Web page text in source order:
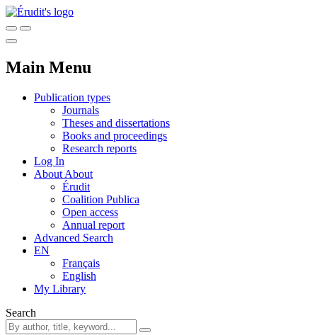
Main Menu
Publication types
Journals
Theses and dissertations
Books and proceedings
Research reports
Log In
About About
Érudit
Coalition Publica
Open access
Annual report
Advanced Search
EN
Français
English
My Library
Search